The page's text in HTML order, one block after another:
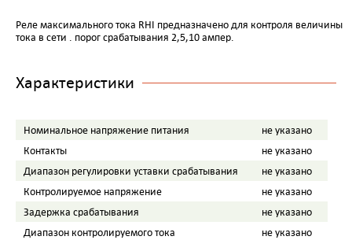
Реле максимального тока RHI предназначено для контроля величины
тока в сети . порог срабатывания 2,5,10 ампер.
Характеристики
Номинальное напряжение питания
не указано
Контакты
не указано
Диапазон регулировки уставки срабатывания
не указано
Контролируемое напряжение
не указано
Задержка срабатывания
не указано
Диапазон контролируемого тока
не указано